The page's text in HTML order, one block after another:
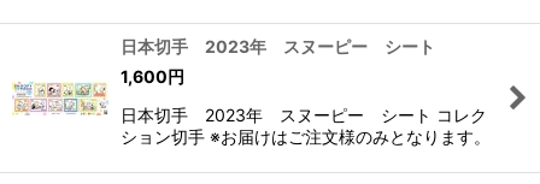
日本切手 2023年 スヌーピー シート
1,600円
日本切手 2023年 スヌーピー シート コレク
ション切手 ※お届けはご注文様のみとなります。